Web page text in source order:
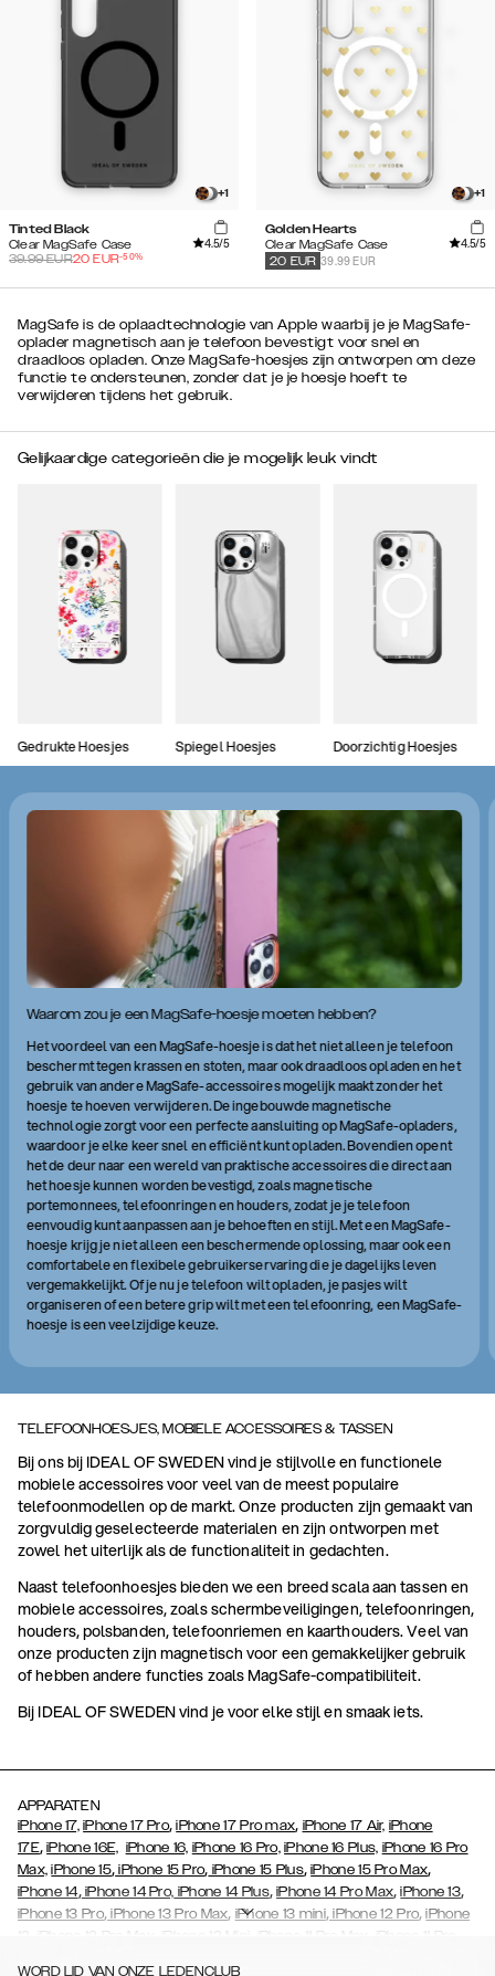
+1
Tinted Black
Clear MagSafe Case
4.5/5
39.99EUR20 EUR-50%
+1
Golden Hearts
Clear MagSafe Case
4.5/5
39.99 EUR
20 EUR
MagSafe is de oplaadtechnologie van Apple waarbij je je MagSafe-
oplader magnetisch aan je telefoon bevestigt voor snel en
draadloos opladen. Onze MagSafe-hoesjes zijn ontworpen om deze
functie te ondersteunen, zonder dat je je hoesje hoeft te
verwijderen tijdens het gebruik.
Gelijkaardige categorieën die je mogelijk leuk vindt
Gedrukte Hoesjes Spiegel Hoesjes Doorzichtig Hoesjes
Waarom zou je een MagSafe-hoesje moeten hebben?
Het voordeel van een MagSafe-hoesje is dat het niet alleen je telefoon
beschermt tegen krassen en stoten, maar ook draadloos opladen en het
gebruik van andere MagSafe-accessoires mogelijk maakt zonder het
hoesje te hoeven verwijderen. De ingebouwde magnetische
technologie zorgt voor een perfecte aansluiting op MagSafe-opladers,
waardoor je elke keer snel en efficiënt kunt opladen. Bovendien opent
het de deur naar een wereld van praktische accessoires die direct aan
het hoesje kunnen worden bevestigd, zoals magnetische
portemonnees, telefoonringen en houders, zodat je je telefoon
eenvoudig kunt aanpassen aan je behoeften en stijl. Met een MagSafe-
hoesje krijg je niet alleen een beschermende oplossing, maar ook een
comfortabele en flexibele gebruikerservaring die je dagelijks leven
vergemakkelijkt. Of je nu je telefoon wilt opladen, je pasjes wilt
organiseren of een betere grip wilt met een telefoonring, een MagSafe-
hoesje is een veelzijdige keuze.
TELEFOONHOESJES, MOBIELE ACCESSOIRES & TASSEN
Bij ons bij IDEAL OF SWEDEN vind je stijlvolle en functionele
mobiele accessoires voor veel van de meest populaire
telefoonmodellen op de markt. Onze producten zijn gemaakt van
zorgvuldig geselecteerde materialen en zijn ontworpen met
zowel het uiterlijk als de functionaliteit in gedachten.
Naast telefoonhoesjes bieden we een breed scala aan tassen en
mobiele accessoires, zoals schermbeveiligingen, telefoonringen,
houders, polsbanden, telefoonriemen en kaarthouders. Veel van
onze producten zijn magnetisch voor een gemakkelijker gebruik
of hebben andere functies zoals MagSafe-compatibiliteit.
Bij IDEAL OF SWEDEN vind je voor elke stijl en smaak iets.
APPARATEN
iPhone 17, iPhone 17 Pro,iPhone 17 Pro max, iPhone 17 Air, iPhone
17E,iPhone 16E, iPhone 16, iPhone 16 Pro, iPhone 16 Plus, iPhone 16 Pro
Max, iPhone 15, iPhone 15 Pro, iPhone 15 Plus,iPhone 15 Pro Max,
iPhone 14,iPhone 14 Pro, iPhone 14 Plus,iPhone 14 Pro Max,iPhone 13,
iPhone 13 Pro, iPhone 13 Pro Max, iPhone 13 mini,iPhone 12 Pro,iPhone
12
iPhone 12 Pro Max iPhone 12 Mini iPhone 11 Pro Max iPhone 11 Pro
WORD LID VAN ONZE LEDENCLUB